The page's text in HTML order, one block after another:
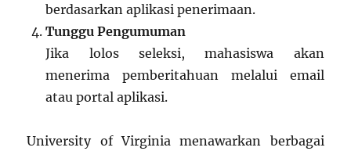
berdasarkan aplikasi penerimaan.
Tunggu Pengumuman
Jika lolos seleksi, mahasiswa akan
menerima pemberitahuan melalui email
atau portal aplikasi.
University of Virginia menawarkan berbagai